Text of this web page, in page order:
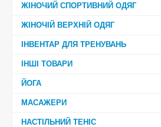
ЖІНОЧИЙ СПОРТИВНИЙ ОДЯГ
ЖІНОЧІЙ ВЕРХНІЙ ОДЯГ
ІНВЕНТАР ДЛЯ ТРЕНУВАНЬ
ІНШІ ТОВАРИ
ЙОГА
МАСАЖЕРИ
НАСТІЛЬНИЙ ТЕНІС